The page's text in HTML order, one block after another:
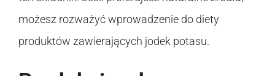
możesz rozważyć wprowadzenie do diety
produktów zawierających jodek potasu.